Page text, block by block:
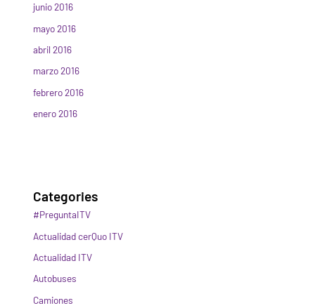
junio 2016
mayo 2016
abril 2016
marzo 2016
febrero 2016
enero 2016
Categories
#PreguntaITV
Actualidad cerQuo ITV
Actualidad ITV
Autobuses
Camiones